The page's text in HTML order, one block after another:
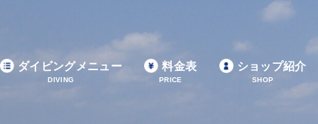
ダイビングメニュー
DIVING
料金表
PRICE
ショップ紹介
SHOP